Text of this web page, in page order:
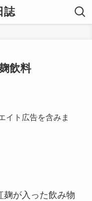
誌
飲料
イト広告を含みま
麹が入った飲み物